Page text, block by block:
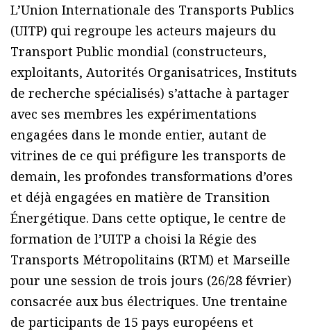
L’Union Internationale des Transports Publics
(UITP) qui regroupe les acteurs majeurs du
Transport Public mondial (constructeurs,
exploitants, Autorités Organisatrices, Instituts
de recherche spécialisés) s’attache à partager
avec ses membres les expérimentations
engagées dans le monde entier, autant de
vitrines de ce qui préfigure les transports de
demain, les profondes transformations d’ores
et déjà engagées en matière de Transition
Énergétique. Dans cette optique, le centre de
formation de l’UITP a choisi la Régie des
Transports Métropolitains (RTM) et Marseille
pour une session de trois jours (26/28 février)
consacrée aux bus électriques. Une trentaine
de participants de 15 pays européens et